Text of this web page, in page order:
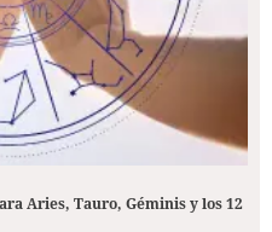
Aries, Tauro, Géminis y los 12